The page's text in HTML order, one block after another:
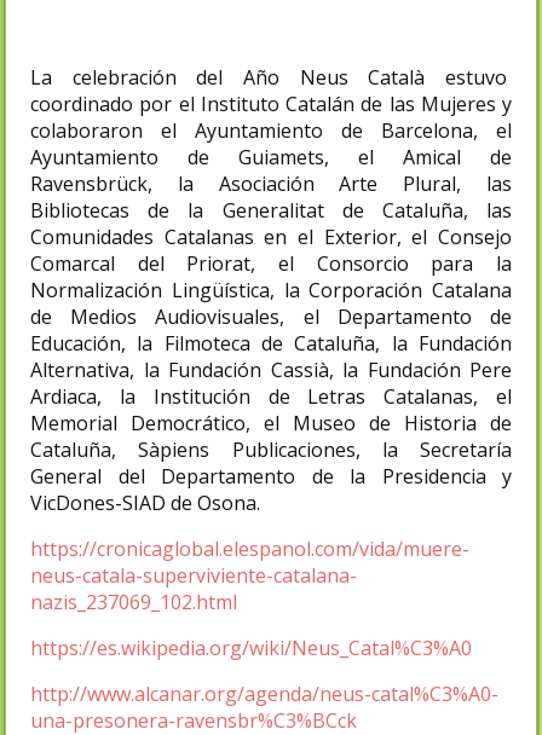
La celebración del Año Neus Català estuvo
coordinado por el Instituto Catalán de las Mujeres y
colaboraron el Ayuntamiento de Barcelona, el
Ayuntamiento de Guiamets, el Amical de
Ravensbrück, la Asociación Arte Plural, las
Bibliotecas de la Generalitat de Cataluña, las
Comunidades Catalanas en el Exterior, el Consejo
Comarcal del Priorat, el Consorcio para la
Normalización Lingüística, la Corporación Catalana
de Medios Audiovisuales, el Departamento de
Educación, la Filmoteca de Cataluña, la Fundación
Alternativa, la Fundación Cassià, la Fundación Pere
Ardiaca, la Institución de Letras Catalanas, el
Memorial Democrático, el Museo de Historia de
Cataluña, Sàpiens Publicaciones, la Secretaría
General del Departamento de la Presidencia y
VicDones-SIAD de Osona.
https://cronicaglobal.elespanol.com/vida/muere-
neus-catala-superviviente-catalana-
nazis_237069_102.html
https://es.wikipedia.org/wiki/Neus_Catal%C3%A0
http://www.alcanar.org/agenda/neus-catal%C3%A0-
una-presonera-ravensbr%C3%BCck